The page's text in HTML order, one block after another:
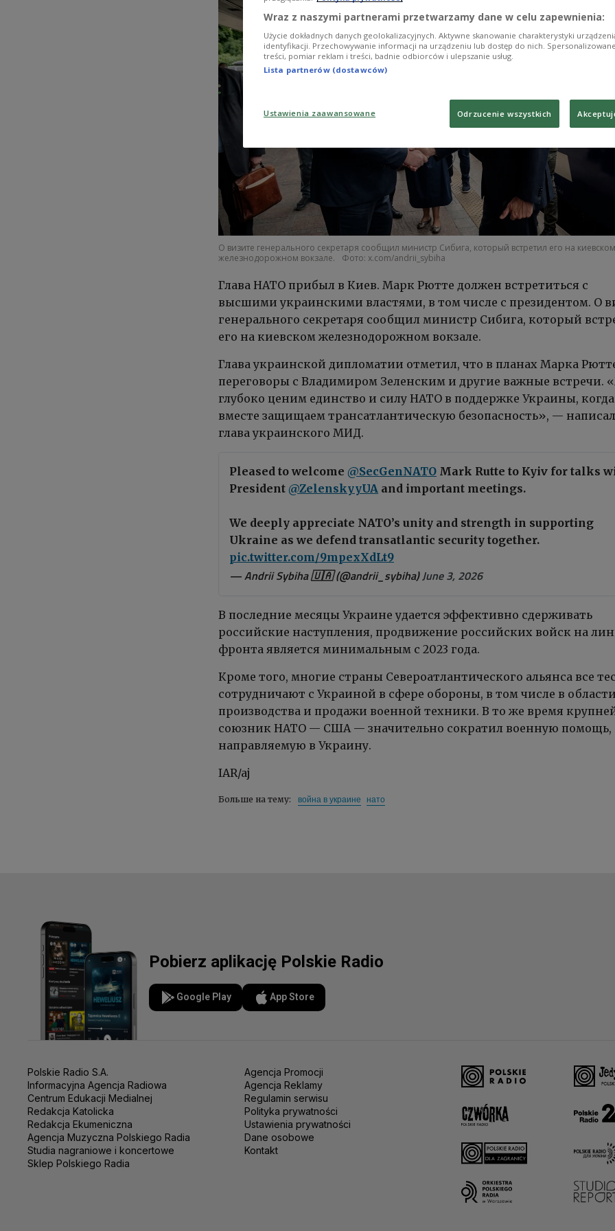
О визите генерального секретаря сообщил министр Сибига, который встретил его на киевском
железнодорожном вокзале.
Фото: x.com/andrii_sybiha
Глава НАТО прибыл в Киев. Марк Рютте должен встретиться с
высшими украинскими властями, в том числе с президентом. О
генерального секретаря сообщил министр Сибига, который
его на киевском железнодорожном вокзале.
Глава украинской дипломатии отметил, что в планах Марка
переговоры с Владимиром Зеленским и другие важные встречи.
глубоко ценим единство и силу НАТО в поддержке Украины,
вместе защищаем трансатлантическую безопасность», — написал
глава украинского МИД.
Pleased to welcome @SecGenNATO Mark Rutte to Kyiv for talks
President @ZelenskyyUA and important meetings.
We deeply appreciate NATO’s unity and strength in supporting
Ukraine as we defend transatlantic security together.
pic.twitter.com/9mpexXdLt9
— Andrii Sybiha 🇺🇦 (@andrii_sybiha)June 3, 2026
В последние месяцы Украине удается эффективно сдерживать
российские наступления, продвижение российских войск на
фронта является минимальным с 2023 года.
Кроме того, многие страны Североатлантического альянса все
сотрудничают с Украиной в сфере обороны, в том числе в области
производства и продажи военной техники. В то же время
союзник НАТО — США — значительно сократил военную помощь,
направляемую в Украину.
IAR/aj
Больше на тему: война в украине нато
Pobierz aplikację Polskie Radio
Google Play App Store
Polskie Radio S.A.
Informacyjna Agencja Radiowa
Centrum Edukacji Medialnej
Redakcja Katolicka
Redakcja Ekumeniczna
Agencja Muzyczna Polskiego Radia
Studia nagraniowe i koncertowe
Sklep Polskiego Radia
Agencja Promocji
Agencja Reklamy
Regulamin serwisu
Polityka prywatności
Ustawienia prywatności
Dane osobowe
Kontakt
Wraz z naszymi partnerami przetwarzamy dane w celu zapewnienia:
Użycie dokładnych danych geolokalizacyjnych. Aktywne skanowanie charakterystyki
identyfikacji. Przechowywanie informacji na urządzeniu lub dostęp do nich.
treści, pomiar reklam i treści, badnie odbiorców i ulepszanie usług.
Lista partnerów (dostawców)
Ustawienia zaawansowane Odrzucenie wszystkich